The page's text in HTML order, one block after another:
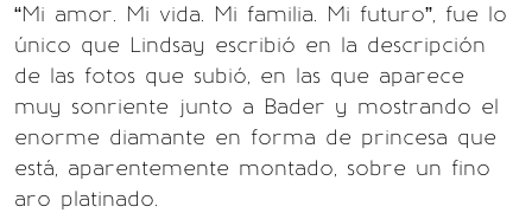
“Mi amor. Mi vida. Mi familia. Mi futuro”, fue lo
único que Lindsay escribió en la descripción
de las fotos que subió, en las que aparece
muy sonriente junto a Bader y mostrando el
enorme diamante en forma de princesa que
está, aparentemente montado, sobre un fino
aro platinado.